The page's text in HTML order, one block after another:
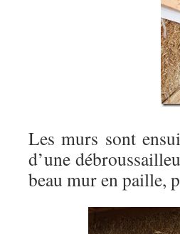
Les murs sont
d’une
beau mur en paille,